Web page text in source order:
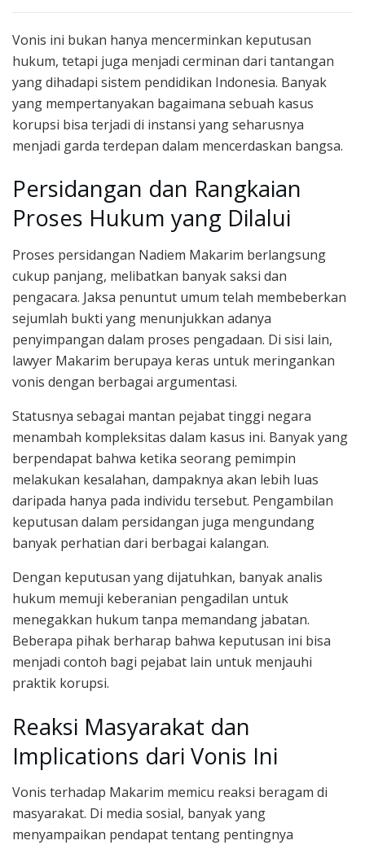
Vonis ini bukan hanya mencerminkan keputusan
hukum, tetapi juga menjadi cerminan dari tantangan
yang dihadapi sistem pendidikan Indonesia. Banyak
yang mempertanyakan bagaimana sebuah kasus
korupsi bisa terjadi di instansi yang seharusnya
menjadi garda terdepan dalam mencerdaskan bangsa.
Persidangan dan Rangkaian
Proses Hukum yang Dilalui
Proses persidangan Nadiem Makarim berlangsung
cukup panjang, melibatkan banyak saksi dan
pengacara. Jaksa penuntut umum telah membeberkan
sejumlah bukti yang menunjukkan adanya
penyimpangan dalam proses pengadaan. Di sisi lain,
lawyer Makarim berupaya keras untuk meringankan
vonis dengan berbagai argumentasi.
Statusnya sebagai mantan pejabat tinggi negara
menambah kompleksitas dalam kasus ini. Banyak yang
berpendapat bahwa ketika seorang pemimpin
melakukan kesalahan, dampaknya akan lebih luas
daripada hanya pada individu tersebut. Pengambilan
keputusan dalam persidangan juga mengundang
banyak perhatian dari berbagai kalangan.
Dengan keputusan yang dijatuhkan, banyak analis
hukum memuji keberanian pengadilan untuk
menegakkan hukum tanpa memandang jabatan.
Beberapa pihak berharap bahwa keputusan ini bisa
menjadi contoh bagi pejabat lain untuk menjauhi
praktik korupsi.
Reaksi Masyarakat dan
Implications dari Vonis Ini
Vonis terhadap Makarim memicu reaksi beragam di
masyarakat. Di media sosial, banyak yang
menyampaikan pendapat tentang pentingnya